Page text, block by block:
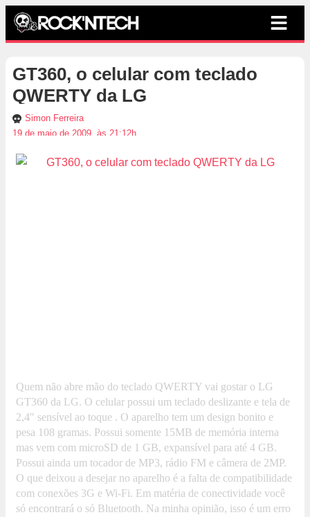
GT360, o celular com teclado
QWERTY da LG
Simon Ferreira
19 de maio de 2009, às 21:12h
Quem não abre mão do teclado QWERTY vai gostar o LG
GT360 da LG. O celular possui um teclado deslizante e tela de
2,4″ sensível ao toque . O aparelho tem um design bonito e
pesa 108 gramas. Possui somente 15MB de memória interna
mas vem com microSD de 1 GB, expansível para até 4 GB.
Possui ainda um tocador de MP3, rádio FM e câmera de 2MP.
O que deixou a desejar no aparelho é a falta de compatibilidade
com conexões 3G e Wi-Fi. Em matéria de conectividade você
só encontrará o só Bluetooth. Na minha opinião, isso é um erro